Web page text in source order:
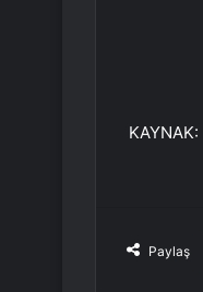
KAYNAK:
Paylaş